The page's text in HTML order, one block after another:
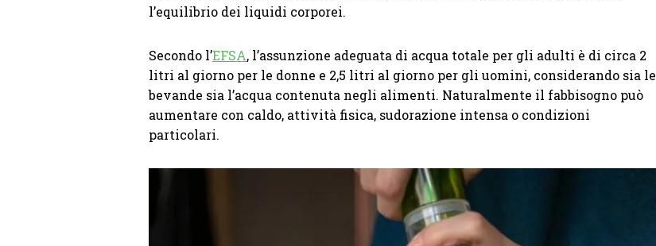
l’equilibrio dei liquidi corporei.
Secondo l’EFSA, l’assunzione adeguata di acqua totale per gli adulti è di circa 2
litri al giorno per le donne e 2,5 litri al giorno per gli uomini, considerando sia le
bevande sia l’acqua contenuta negli alimenti. Naturalmente il fabbisogno può
aumentare con caldo, attività fisica, sudorazione intensa o condizioni
particolari.